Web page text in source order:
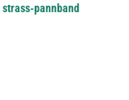
pannband